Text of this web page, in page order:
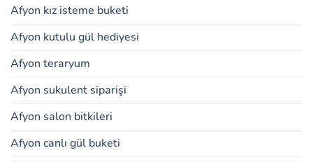
Afyon kız isteme buketi
Afyon kutulu gül hediyesi
Afyon teraryum
Afyon sukulent siparişi
Afyon salon bitkileri
Afyon canlı gül buketi